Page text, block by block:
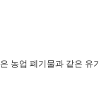
농업 폐기물과 같은 유